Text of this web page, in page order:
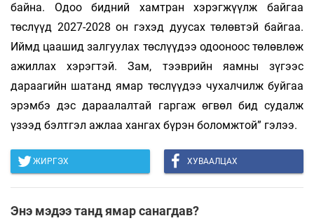
байна. Одоо бидний хамтран хэрэгжүүлж байгаа
төслүүд 2027-2028 он гэхэд дуусах төлөвтэй байгаа.
Иймд цаашид залгуулах төслүүдээ одооноос төлөвлөж
ажиллах хэрэгтэй. Зам, тээврийн яамны зүгээс
дараагийн шатанд ямар төслүүдээ чухалчилж буйгаа
эрэмбэ дэс дараалалтай гаргаж өгвөл бид судалж
үзээд бэлтгэл ажлаа хангах бүрэн боломжтой” гэлээ.
ЖИРГЭХ ХУВААЛЦАХ
Энэ мэдээ танд ямар санагдав?